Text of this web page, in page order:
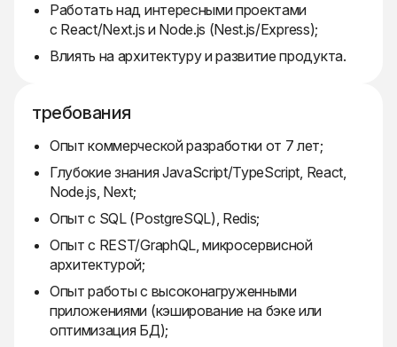
Работать над интересными проектами
с React/Next.js и Node.js (Nest.js/Express);
Влиять на архитектуру и развитие продукта.
требования
Опыт коммерческой разработки от 7 лет;
Глубокие знания JavaScript/TypeScript, React,
Node.js, Next;
Опыт с SQL (PostgreSQL), Redis;
Опыт с REST/GraphQL, микросервисной
архитектурой;
Опыт работы с высоконагруженными
приложениями (кэширование на бэке или
оптимизация БД);